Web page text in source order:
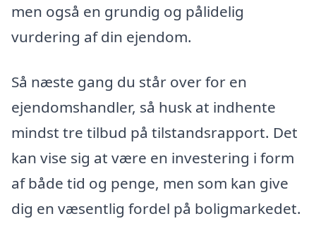
men også en grundig og pålidelig
vurdering af din ejendom.
Så næste gang du står over for en
ejendomshandler, så husk at indhente
mindst tre tilbud på tilstandsrapport. Det
kan vise sig at være en investering i form
af både tid og penge, men som kan give
dig en væsentlig fordel på boligmarkedet.